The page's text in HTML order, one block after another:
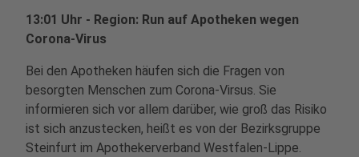
13:01 Uhr - Region: Run auf Apotheken wegen
Corona-Virus
Bei den Apotheken häufen sich die Fragen von
besorgten Menschen zum Corona-Virsus. Sie
informieren sich vor allem darüber, wie groß das Risiko
ist sich anzustecken, heißt es von der Bezirksgruppe
Steinfurt im Apothekerverband Westfalen-Lippe.